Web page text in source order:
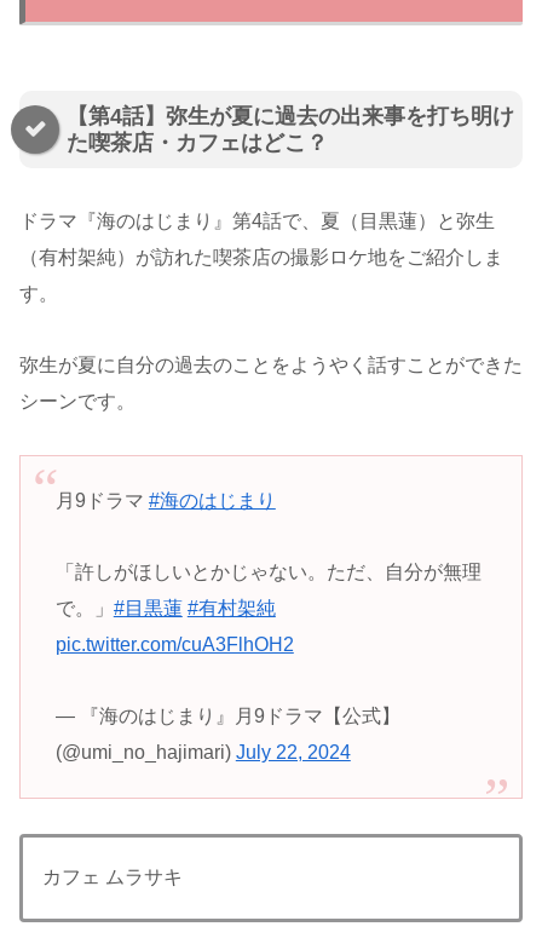
【第4話】弥生が夏に過去の出来事を打ち明け
た喫茶店・カフェはどこ？
ドラマ『海のはじまり』第4話で、夏（目黒蓮）と弥生
（有村架純）が訪れた喫茶店の撮影ロケ地をご紹介しま
す。
弥生が夏に自分の過去のことをようやく話すことができた
シーンです。
月9ドラマ #海のはじまり
「許しがほしいとかじゃない。ただ、自分が無理
で。」 #目黒蓮 #有村架純
pic.twitter.com/cuA3FlhOH2
— 『海のはじまり』月9ドラマ【公式】
(@umi_no_hajimari) July 22, 2024
カフェ ムラサキ